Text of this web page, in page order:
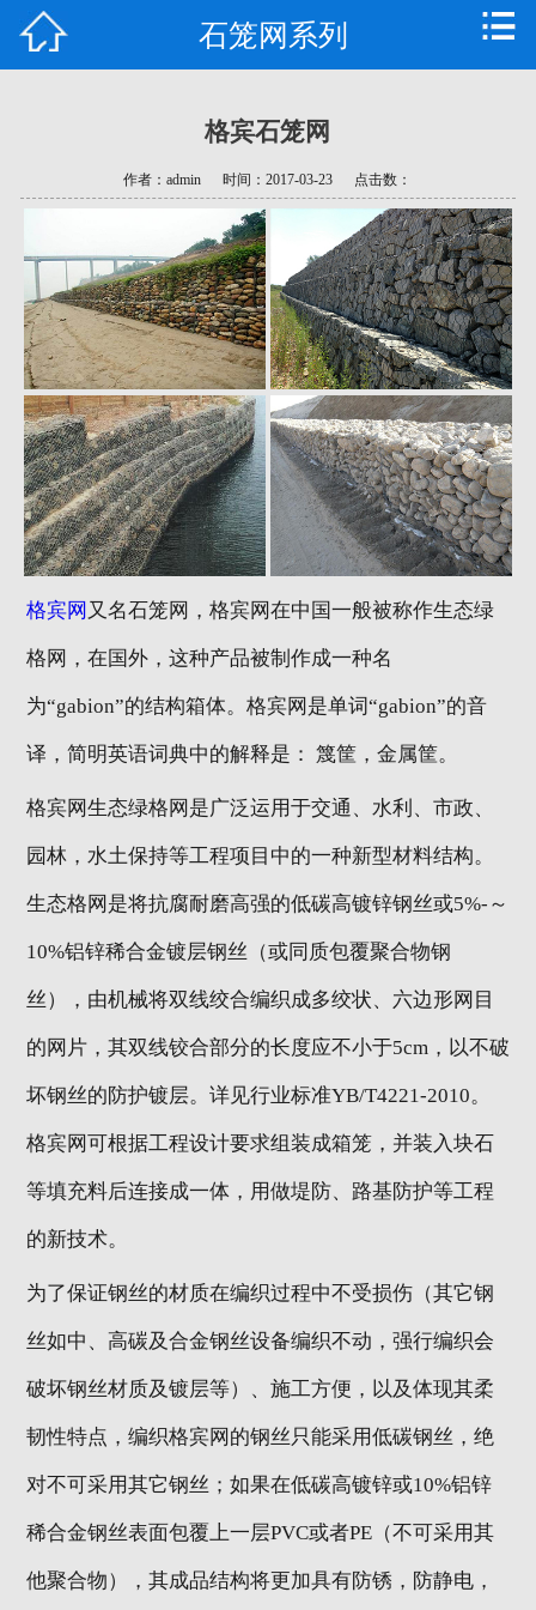
新闻资讯
技术支持
常见问题
资质荣誉
联系我们
石笼网系列
格宾石笼网
作者：admin 时间：2017-03-23 点击数：
格宾网 又名石笼网，格宾网在中国一般被称作生态绿
格网，在国外，这种产品被制作成一种名
为“gabion”的结构箱体。格宾网是单词“gabion”的音
译，简明英语词典中的解释是： 篾筐，金属筐。
格宾网生态绿格网是广泛运用于交通、水利、市政、
园林，水土保持等工程项目中的一种新型材料结构。
生态格网是将抗腐耐磨高强的低碳高镀锌钢丝或5%-～
10%铝锌稀合金镀层钢丝（或同质包覆聚合物钢
丝），由机械将双线绞合编织成多绞状、六边形网目
的网片，其双线铰合部分的长度应不小于5cm，以不破
坏钢丝的防护镀层。详见行业标准YB/T4221-2010。
格宾网可根据工程设计要求组装成箱笼，并装入块石
等填充料后连接成一体，用做堤防、路基防护等工程
的新技术。
为了保证钢丝的材质在编织过程中不受损伤（其它钢
丝如中、高碳及合金钢丝设备编织不动，强行编织会
破坏钢丝材质及镀层等）、施工方便，以及体现其柔
韧性特点，编织格宾网的钢丝只能采用低碳钢丝，绝
对不可采用其它钢丝；如果在低碳高镀锌或10%铝锌
稀合金钢丝表面包覆上一层PVC或者PE（不可采用其
他聚合物），其成品结构将更加具有防锈，防静电，